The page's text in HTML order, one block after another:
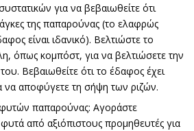
για να βεβαιωθείτε ότι
της παπαρούνας (το ελαφρώς
είναι ιδανικό). Βελτιώστε το
όπως κομπόστ, για να βελτιώσετε την
Βεβαιωθείτε ότι το έδαφος έχει
να αποφύγετε τη σήψη των ριζών.
παπαρούνας: Αγοράστε
από αξιόπιστους προμηθευτές για